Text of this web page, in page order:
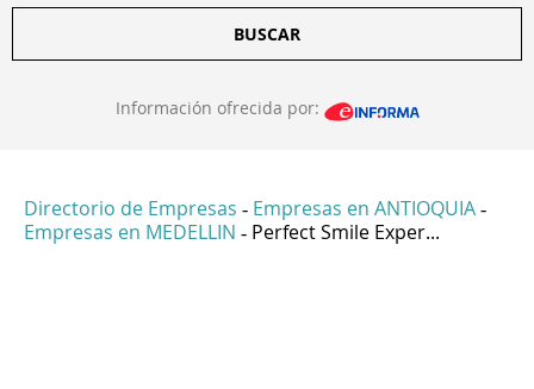
BUSCAR
Información ofrecida por:
Directorio de Empresas - Empresas en ANTIOQUIA -
Empresas en MEDELLIN - Perfect Smile Exper...